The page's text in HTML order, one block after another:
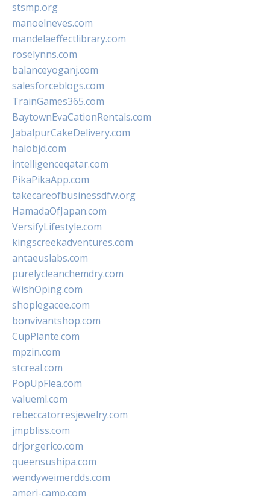
stsmp.org
manoelneves.com
mandelaeffectlibrary.com
roselynns.com
balanceyoganj.com
salesforceblogs.com
TrainGames365.com
BaytownEvaCationRentals.com
JabalpurCakeDelivery.com
halobjd.com
intelligenceqatar.com
PikaPikaApp.com
takecareofbusinessdfw.org
HamadaOfJapan.com
VersifyLifestyle.com
kingscreekadventures.com
antaeuslabs.com
purelycleanchemdry.com
WishOping.com
shoplegacee.com
bonvivantshop.com
CupPlante.com
mpzin.com
stcreal.com
PopUpFlea.com
valueml.com
rebeccatorresjewelry.com
jmpbliss.com
drjorgerico.com
queensushipa.com
wendyweimerdds.com
ameri-camp.com